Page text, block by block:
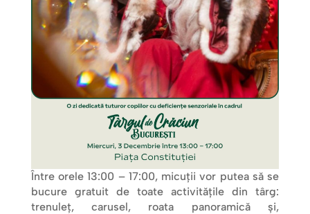
Între orele 13:00 – 17:00, micuții vor putea să se
bucure gratuit de toate activitățile din târg:
trenuleț, carusel, roata panoramică și,